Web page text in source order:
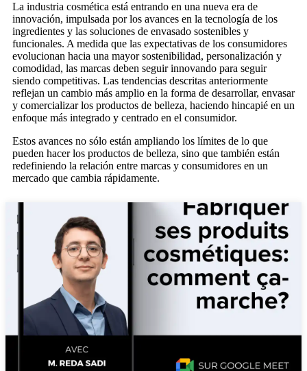
La industria cosmética está entrando en una nueva era de
innovación, impulsada por los avances en la tecnología de los
ingredientes y las soluciones de envasado sostenibles y
funcionales. A medida que las expectativas de los consumidores
evolucionan hacia una mayor sostenibilidad, personalización y
comodidad, las marcas deben seguir innovando para seguir
siendo competitivas. Las tendencias descritas anteriormente
reflejan un cambio más amplio en la forma de desarrollar, envasar
y comercializar los productos de belleza, haciendo hincapié en un
enfoque más integrado y centrado en el consumidor.
Estos avances no sólo están ampliando los límites de lo que
pueden hacer los productos de belleza, sino que también están
redefiniendo la relación entre marcas y consumidores en un
mercado que cambia rápidamente.